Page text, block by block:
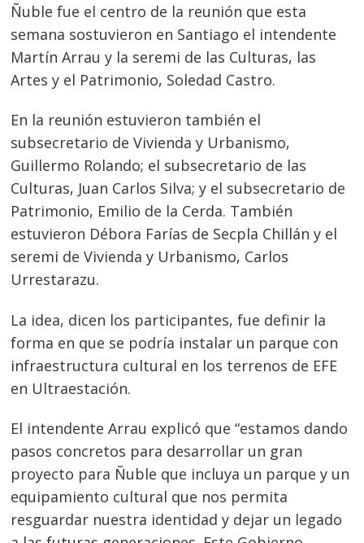
Ñuble fue el centro de la reunión que esta
semana sostuvieron en Santiago el intendente
Martín Arrau y la seremi de las Culturas, las
Artes y el Patrimonio, Soledad Castro.
En la reunión estuvieron también el
subsecretario de Vivienda y Urbanismo,
Guillermo Rolando; el subsecretario de las
Culturas, Juan Carlos Silva; y el subsecretario de
Patrimonio, Emilio de la Cerda. También
estuvieron Débora Farías de Secpla Chillán y el
seremi de Vivienda y Urbanismo, Carlos
Urrestarazu.
La idea, dicen los participantes, fue definir la
forma en que se podría instalar un parque con
infraestructura cultural en los terrenos de EFE
en Ultraestación.
El intendente Arrau explicó que “estamos dando
pasos concretos para desarrollar un gran
proyecto para Ñuble que incluya un parque y un
equipamiento cultural que nos permita
resguardar nuestra identidad y dejar un legado